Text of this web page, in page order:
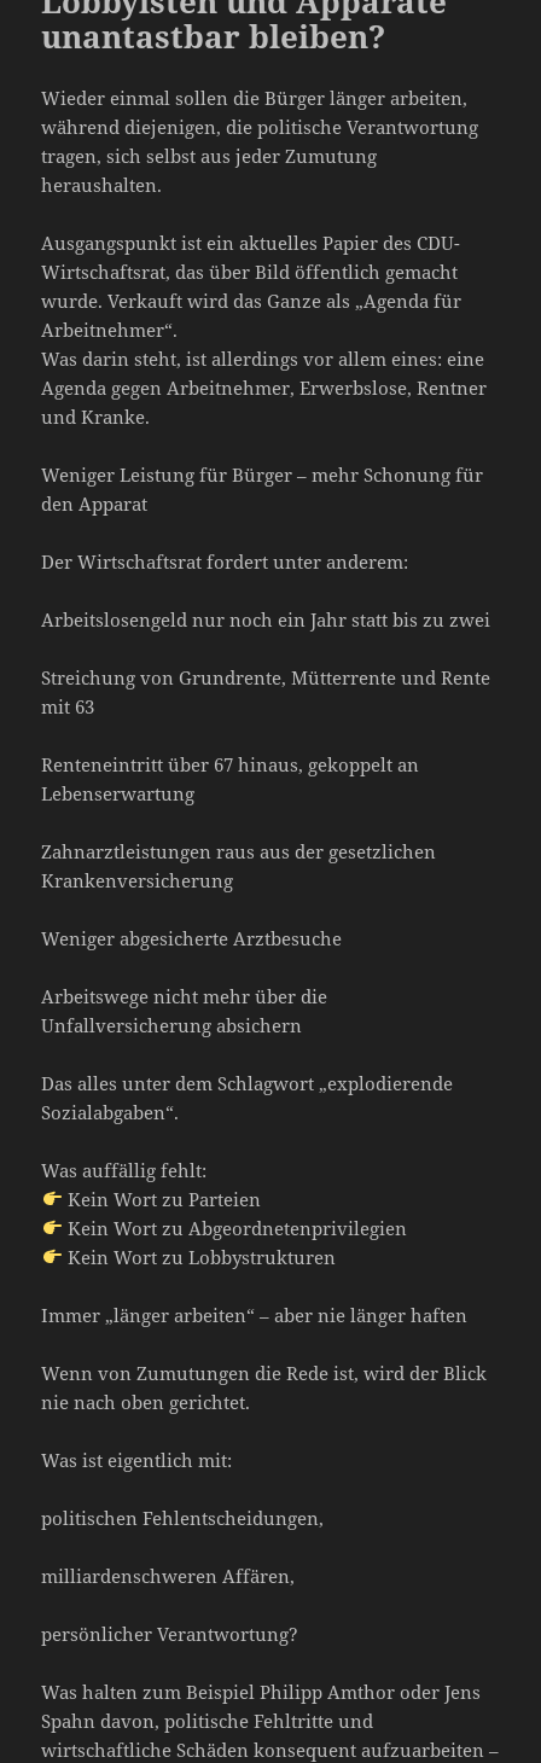
unantastbar bleiben?
Wieder einmal sollen die Bürger länger arbeiten,
während diejenigen, die politische Verantwortung
tragen, sich selbst aus jeder Zumutung
heraushalten.
Ausgangspunkt ist ein aktuelles Papier des CDU-
Wirtschaftsrat, das über Bild öffentlich gemacht
wurde. Verkauft wird das Ganze als „Agenda für
Arbeitnehmer“.
Was darin steht, ist allerdings vor allem eines: eine
Agenda gegen Arbeitnehmer, Erwerbslose, Rentner
und Kranke.
Weniger Leistung für Bürger – mehr Schonung für
den Apparat
Der Wirtschaftsrat fordert unter anderem:
Arbeitslosengeld nur noch ein Jahr statt bis zu zwei
Streichung von Grundrente, Mütterrente und Rente
mit 63
Renteneintritt über 67 hinaus, gekoppelt an
Lebenserwartung
Zahnarztleistungen raus aus der gesetzlichen
Krankenversicherung
Weniger abgesicherte Arztbesuche
Arbeitswege nicht mehr über die
Unfallversicherung absichern
Das alles unter dem Schlagwort „explodierende
Sozialabgaben“.
Was auffällig fehlt:
Kein Wort zu Parteien
Kein Wort zu Abgeordnetenprivilegien
Kein Wort zu Lobbystrukturen
Immer „länger arbeiten“ – aber nie länger haften
Wenn von Zumutungen die Rede ist, wird der Blick
nie nach oben gerichtet.
Was ist eigentlich mit:
politischen Fehlentscheidungen,
milliardenschweren Affären,
persönlicher Verantwortung?
Was halten zum Beispiel Philipp Amthor oder Jens
Spahn davon, politische Fehltritte und
wirtschaftliche Schäden konsequent aufzuarbeiten –